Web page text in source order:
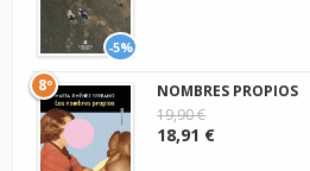
-5%
8º
NOMBRES PROPIOS
19,90 €
18,91 €